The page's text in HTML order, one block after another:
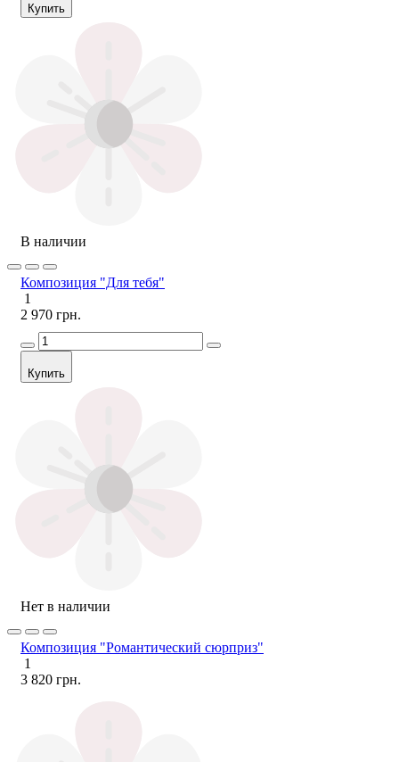
Купить
В наличии
Композиция "Для тебя"
1
2 970 грн.
Купить
Нет в наличии
Композиция "Романтический сюрприз"
1
3 820 грн.